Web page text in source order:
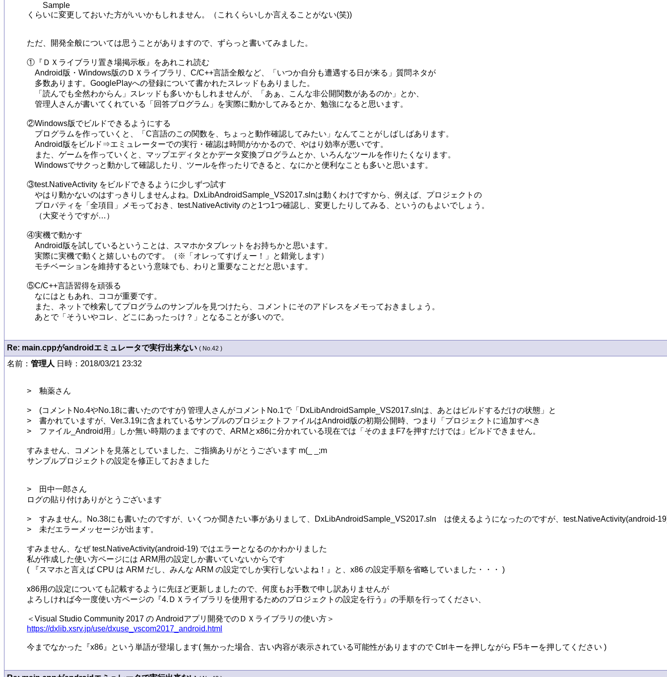
Sample
くらいに変更しておいた方がいいかもしれません。（これくらいしか言えることがない(笑))
ただ、開発全般については思うことがありますので、ずらっと書いてみました。
①『ＤＸライブラリ置き場掲示板』をあれこれ読む
Android版・Windows版のＤＸライブラリ、C/C++言語全般など、「いつか自分も遭遇する日が来る」質問ネタが
多数あります。GooglePlayへの登録について書かれたスレッドもありました。
「読んでも全然わからん」スレッドも多いかもしれませんが、「あぁ、こんな非公開関数があるのか」とか、
管理人さんが書いてくれている「回答プログラム」を実際に動かしてみるとか、勉強になると思います。
②Windows版でビルドできるようにする
プログラムを作っていくと、「C言語のこの関数を、ちょっと動作確認してみたい」なんてことがしばしばあります。
Android版をビルド⇒エミュレーターでの実行・確認は時間がかかるので、やはり効率が悪いです。
また、ゲームを作っていくと、マップエディタとかデータ変換プログラムとか、いろんなツールを作りたくなります。
Windowsでサクっと動かして確認したり、ツールを作ったりできると、なにかと便利なことも多いと思います。
③test.NativeActivity をビルドできるように少しずつ試す
やはり動かないのはすっきりしませんよね。DxLibAndroidSample_VS2017.slnは動くわけですから、例えば、プロジェクトの
プロパティを「全項目」メモっておき、test.NativeActivity のと1つ1つ確認し、変更したりしてみる、というのもよいでしょう。
（大変そうですが…）
④実機で動かす
Android版を試しているということは、スマホかタブレットをお持ちかと思います。
実際に実機で動くと嬉しいものです。（※「オレってすげぇー！」と錯覚します）
モチベーションを維持するという意味でも、わりと重要なことだと思います。
⑤C/C++言語習得を頑張る
なにはともあれ、ココが重要です。
また、ネットで検索してプログラムのサンプルを見つけたら、コメントにそのアドレスをメモっておきましょう。
あとで「そういやコレ、どこにあったっけ？」となることが多いので。
Re: main.cppがandroidエミュレータで実行出来ない ( No.42 )
名前： 管理人 日時：2018/03/21 23:32
>　釉薬さん
>　(コメントNo.4やNo.18に書いたのですが) 管理人さんがコメントNo.1で「DxLibAndroidSample_VS2017.slnは、あとはビルドするだけの状態」と
>　書かれていますが、Ver.3.19に含まれているサンプルのプロジェクトファイルはAndroid版の初期公開時、つまり「プロジェクトに追加すべき
>　ファイル_Android用」しか無い時期のままですので、ARMとx86に分かれている現在では「そのままF7を押すだけでは」ビルドできません。
すみません、コメントを見落としていました、ご指摘ありがとうございます m(_ _;m
サンプルプロジェクトの設定を修正しておきました
>　田中一郎さん
ログの貼り付けありがとうございます
>　すみません。No.38にも書いたのですが、いくつか聞きたい事がありまして、DxLibAndroidSample_VS2017.sln　は使えるようになったのですが、test.NativeActivity(android-
>　未だエラーメッセージが出ます。
すみません、なぜ test.NativeActivity(android-19) ではエラーとなるのかわかりました
私が作成した使い方ページには ARM用の設定しか書いていないからです
( 『スマホと言えば CPU は ARM だし、みんな ARM の設定でしか実行しないよね！』と、x86 の設定手順を省略していました・・・ )
x86用の設定についても記載するように先ほど更新しましたので、何度もお手数で申し訳ありませんが
よろしければ今一度使い方ページの『4.ＤＸライブラリを使用するためのプロジェクトの設定を行う』の手順を行ってください、
https://dxlib.xsrv.jp/use/dxuse_vscom2017_android.html
今までなかった『x86』という単語が登場します( 無かった場合、古い内容が表示されている可能性がありますので Ctrlキーを押しながら F5キーを押してください )